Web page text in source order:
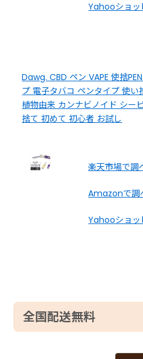
Yahooショッ
Dawg. CBD ペン VAPE 使捨
プ 電子タバコ ペンタイプ 使
植物由来 カンナビノイド シー
捨て 初めて 初心者 お試し
楽天市場で調
Amazonで調
Yahooショッ
全国配送無料